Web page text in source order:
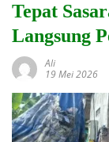
Tepat
Langsung
Ali
19 Mei 2026